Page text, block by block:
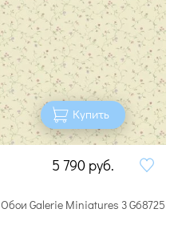
Купить
5 790 руб.
Обои Galerie Miniatures 3 G68725